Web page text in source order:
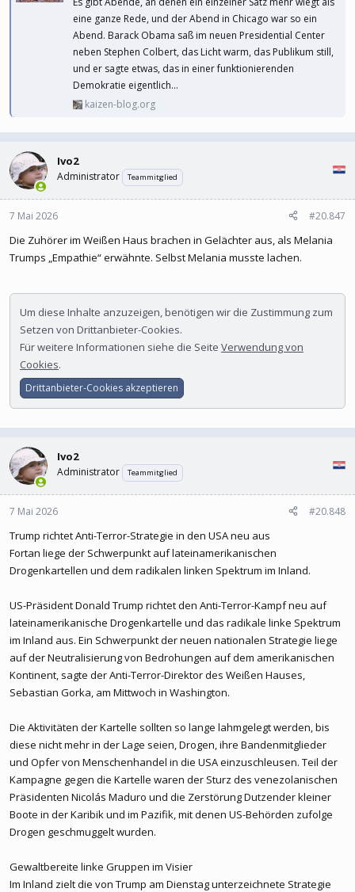
eine ganze Rede, und der Abend in Chicago war so ein
Abend. Barack Obama saß im neuen Presidential Center
neben Stephen Colbert, das Licht warm, das Publikum still,
und er sagte etwas, das in einer funktionierenden
Demokratie eigentlich...
kaizen-blog.org
Ivo2
Administrator Teammitglied
7 Mai 2026 #20.847
Die Zuhörer im Weißen Haus brachen in Gelächter aus, als Melania
Trumps „Empathie“ erwähnte. Selbst Melania musste lachen.
Um diese Inhalte anzuzeigen, benötigen wir die Zustimmung zum
Setzen von Drittanbieter-Cookies.
Für weitere Informationen siehe die Seite Verwendung von
Cookies.
Drittanbieter-Cookies akzeptieren
Ivo2
Administrator Teammitglied
7 Mai 2026 #20.848
Trump richtet Anti-Terror-Strategie in den USA neu aus
Fortan liege der Schwerpunkt auf lateinamerikanischen
Drogenkartellen und dem radikalen linken Spektrum im Inland.
US-Präsident Donald Trump richtet den Anti-Terror-Kampf neu auf
lateinamerikanische Drogenkartelle und das radikale linke Spektrum
im Inland aus. Ein Schwerpunkt der neuen nationalen Strategie liege
auf der Neutralisierung von Bedrohungen auf dem amerikanischen
Kontinent, sagte der Anti-Terror-Direktor des Weißen Hauses,
Sebastian Gorka, am Mittwoch in Washington.
Die Aktivitäten der Kartelle sollten so lange lahmgelegt werden, bis
diese nicht mehr in der Lage seien, Drogen, ihre Bandenmitglieder
und Opfer von Menschenhandel in die USA einzuschleusen. Teil der
Kampagne gegen die Kartelle waren der Sturz des venezolanischen
Präsidenten Nicolás Maduro und die Zerstörung Dutzender kleiner
Boote in der Karibik und im Pazifik, mit denen US-Behörden zufolge
Drogen geschmuggelt wurden.
Gewaltbereite linke Gruppen im Visier
Im Inland zielt die von Trump am Dienstag unterzeichnete Strategie